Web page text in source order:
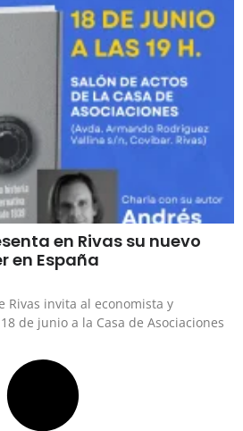
en Rivas su nuevo
en España
Rivas invita al economista y
de junio a la Casa de Asociaciones